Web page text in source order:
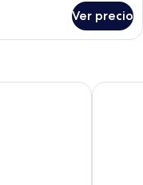
Ver precio
Sterling